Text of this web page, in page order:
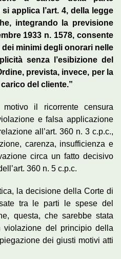
applica l’art. 4, della legge
integrando la previsione
1933 n. 1578, consente
minimi degli onorari nelle
senza l’esibizione del
prevista, invece, per la
del cliente.”
motivo il ricorrente censura
e falsa applicazione
all’art. 360 n. 3 c.p.c.,
carenza, insufficienza e
circa un fatto decisivo
360 n. 5 c.p.c.
la decisione della Corte di
tra le parti le spese del
questa, che sarebbe stata
del principio della
dei giusti motivi atti